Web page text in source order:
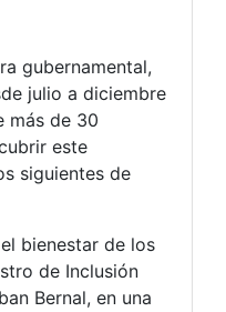
gubernamental,
julio a diciembre
más de 30
este
siguientes de
bienestar de los
de Inclusión
Bernal, en una